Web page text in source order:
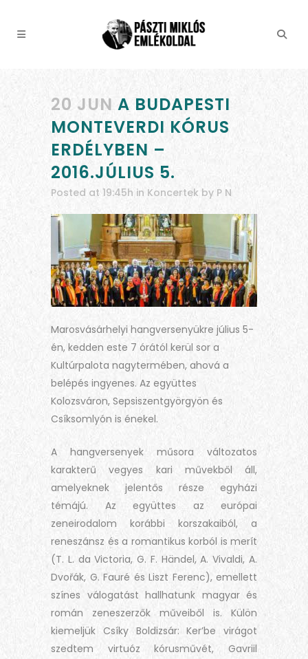
20 JUN A BUDAPESTI
MONTEVERDI KÓRUS
ERDÉLYBEN –
2016.JÚLIUS 5.
Posted at 19:45h in Koncertek by P N
Marosvásárhelyi hangversenyükre július 5-
én, kedden este 7 órától kerül sor a
Kultúrpalota nagytermében, ahová a
belépés ingyenes. Az együttes
Kolozsváron, Sepsiszentgyörgyön és
Csíksomlyón is énekel.
A hangversenyek műsora változatos
karakterű vegyes kari művekből áll,
amelyeknek jelentős része egyházi
témájú. Az együttes az európai
zeneirodalom korábbi korszakaiból, a
reneszánsz és a romantikus korból is merít
(T. L. da Victoria, G. F. Händel, A. Vivaldi, A.
Dvořák, G. Fauré és Liszt Ferenc), emellett
színes válogatást hallhatunk magyar és
román zeneszerzők műveiből is. Külön
kiemeljük Csíky Boldizsár: Ker’be virágot
szedtem virtuóz kórusművét, Gavriil